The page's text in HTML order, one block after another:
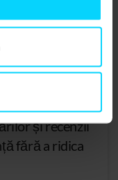
02.
uri,
și recenzii
fără a ridica